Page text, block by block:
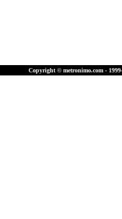
Copyright © metronimo.com -